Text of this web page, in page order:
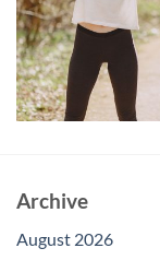
Archive
August 2026